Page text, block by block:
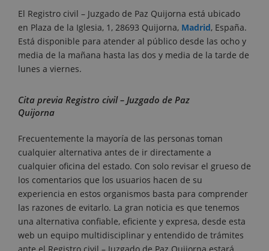
El Registro civil – Juzgado de Paz Quijorna está ubicado
en Plaza de la Iglesia, 1, 28693 Quijorna, Madrid, España.
Está disponible para atender al público desde las ocho y
media de la mañana hasta las dos y media de la tarde de
lunes a viernes.
Cita previa Registro civil – Juzgado de Paz
Quijorna
Frecuentemente la mayoría de las personas toman
cualquier alternativa antes de ir directamente a
cualquier oficina del estado. Con solo revisar el grueso de
los comentarios que los usuarios hacen de su
experiencia en estos organismos basta para comprender
las razones de evitarlo. La gran noticia es que tenemos
una alternativa confiable, eficiente y expresa, desde esta
web un equipo multidisciplinar y entendido de trámites
ante el Registro civil – Juzgado de Paz Quijorna estará